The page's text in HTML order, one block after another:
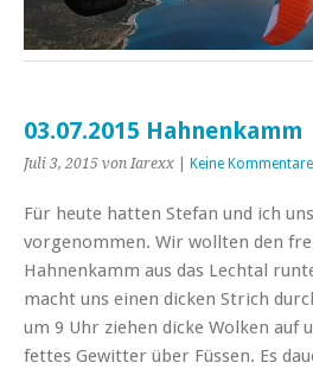
03.07.2015 Hahnenkamm
Juli 3, 2015 von Iarexx Keine Kommentare
Für heute hatten Stefan und ich
vorgenommen. Wir wollten den
Hahnenkamm aus das Lechtal
macht uns einen dicken Strich
um 9 Uhr ziehen dicke Wolken auf
fettes Gewitter über Füssen. Es